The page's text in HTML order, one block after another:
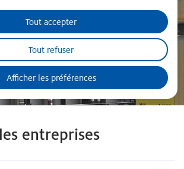
Afficher les préférences
Tout accepter
Tout refuser
entreprises